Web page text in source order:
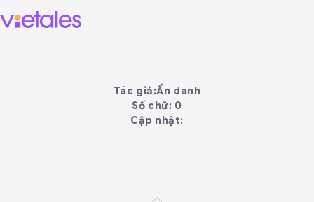
Tác giả:Ẩn danh
Số chữ: 0
Cập nhật: